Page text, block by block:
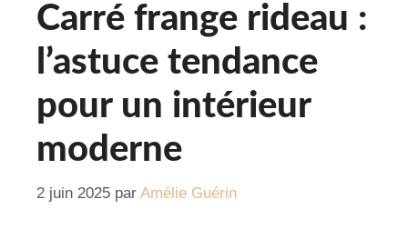
Carré frange rideau :
l’astuce tendance
pour un intérieur
moderne
2 juin 2025 par Amélie Guérin